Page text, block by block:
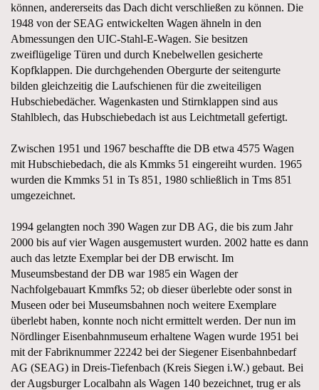
können, andererseits das Dach dicht verschließen zu können. Die
1948 von der SEAG entwickelten Wagen ähneln in den
Abmessungen den UIC-Stahl-E-Wagen. Sie besitzen
zweiflügelige Türen und durch Knebelwellen gesicherte
Kopfklappen. Die durchgehenden Obergurte der seitengurte
bilden gleichzeitig die Laufschienen für die zweiteiligen
Hubschiebedächer. Wagenkasten und Stirnklappen sind aus
Stahlblech, das Hubschiebedach ist aus Leichtmetall gefertigt.
Zwischen 1951 und 1967 beschaffte die DB etwa 4575 Wagen
mit Hubschiebedach, die als Kmmks 51 eingereiht wurden. 1965
wurden die Kmmks 51 in Ts 851, 1980 schließlich in Tms 851
umgezeichnet.
1994 gelangten noch 390 Wagen zur DB AG, die bis zum Jahr
2000 bis auf vier Wagen ausgemustert wurden. 2002 hatte es dann
auch das letzte Exemplar bei der DB erwischt. Im
Museumsbestand der DB war 1985 ein Wagen der
Nachfolgebauart Kmmfks 52; ob dieser überlebte oder sonst in
Museen oder bei Museumsbahnen noch weitere Exemplare
überlebt haben, konnte noch nicht ermittelt werden. Der nun im
Nördlinger Eisenbahnmuseum erhaltene Wagen wurde 1951 bei
mit der Fabriknummer 22242 bei der Siegener Eisenbahnbedarf
AG (SEAG) in Dreis-Tiefenbach (Kreis Siegen i.W.) gebaut. Bei
der Augsburger Localbahn als Wagen 140 bezeichnet, trug er als